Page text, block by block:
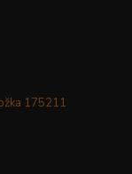
175211